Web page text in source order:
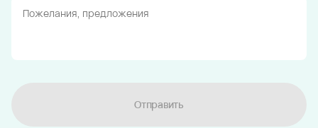
Отправить